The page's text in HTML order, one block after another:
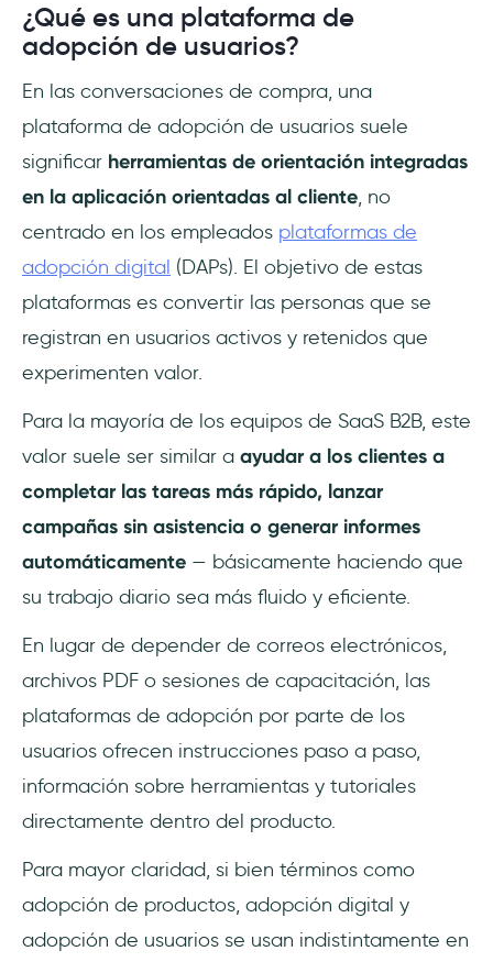
¿Qué es una plataforma de
adopción de usuarios?
En las conversaciones de compra, una
plataforma de adopción de usuarios suele
significar herramientas de orientación integradas
en la aplicación orientadas al cliente, no
centrado en los empleados plataformas de
adopción digital (DAPs). El objetivo de estas
plataformas es convertir las personas que se
registran en usuarios activos y retenidos que
experimenten valor.
Para la mayoría de los equipos de SaaS B2B, este
valor suele ser similar a ayudar a los clientes a
completar las tareas más rápido, lanzar
campañas sin asistencia o generar informes
automáticamente — básicamente haciendo que
su trabajo diario sea más fluido y eficiente.
En lugar de depender de correos electrónicos,
archivos PDF o sesiones de capacitación, las
plataformas de adopción por parte de los
usuarios ofrecen instrucciones paso a paso,
información sobre herramientas y tutoriales
directamente dentro del producto.
Para mayor claridad, si bien términos como
adopción de productos, adopción digital y
adopción de usuarios se usan indistintamente en